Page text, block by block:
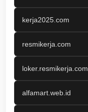
kerja2025.com
resmikerja.com
loker.resmikerja.com
alfamart.web.id